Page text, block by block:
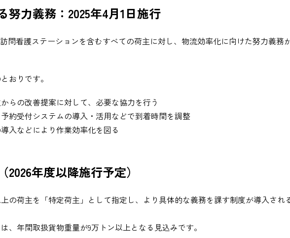
努力義務：2025年4月1日施行
問看護ステーションを含むすべての荷主に対し、物流効率化に向けた努力義務
おりです。
らの改善提案に対して、必要な協力を行う
約受付システムの導入・活用などで到着時間を調整
入などにより作業効率化を図る
年度以降施行予定）
の荷主を「特定荷主」として指定し、より具体的な義務を課す制度が導入され
、年間取扱貨物重量が9万トン以上となる見込みです。